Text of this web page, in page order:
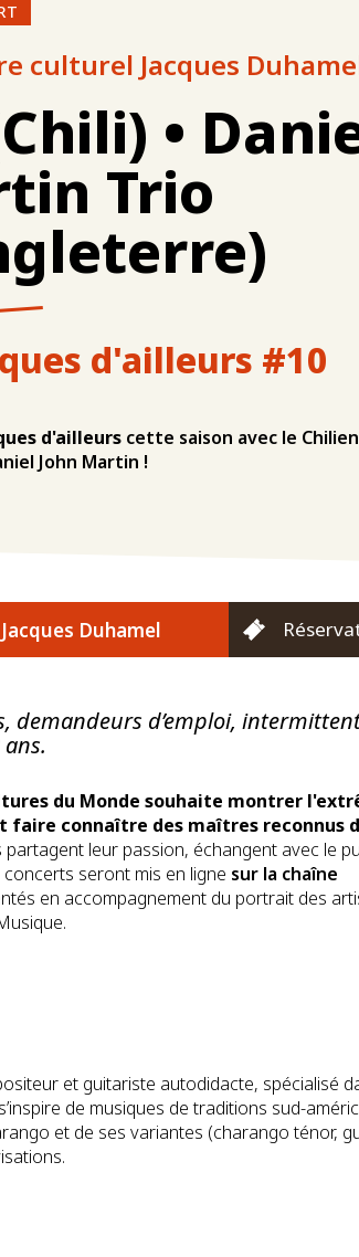
culturel Jacques
•
Trio
d'ailleurs #10
d'ailleurs cette saison avec le
John Martin !
Duhamel
demandeurs d’emploi,
du Monde souhaite montrer
faire connaître des maîtres reconnus
leur passion, échangent avec le
seront mis en ligne sur la chaîne
en accompagnement du portrait des
et guitariste autodidacte, spécialisé
de musiques de traditions sud-
et de ses variantes (charango ténor,